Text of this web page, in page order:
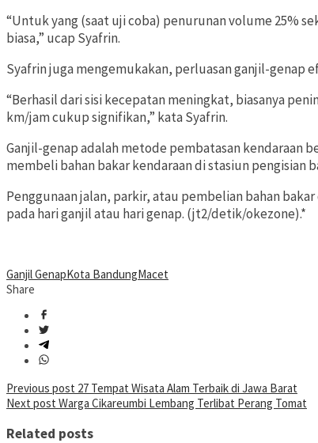
“Untuk yang (saat uji coba) penurunan volume 25%
biasa,” ucap Syafrin.
Syafrin juga mengemukakan, perluasan ganjil-genap
“Berhasil dari sisi kecepatan meningkat, biasanya
km/jam cukup signifikan,” kata Syafrin.
Ganjil-genap adalah metode pembatasan
membeli bahan bakar kendaraan di stasiun pengisian
Penggunaan jalan, parkir, atau pembelian bahan
pada hari ganjil atau hari genap. (jt2/detik/okezone).*
Ganjil GenapKota BandungMacet
Share
Post
navigation
Previous post 27 Tempat Wisata Alam Terbaik di Jawa Barat
Next post Warga Cikareumbi Lembang Terlibat Perang Tomat
Related posts